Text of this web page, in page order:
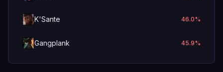
K'Sante 46.0%
Gangplank 45.9%